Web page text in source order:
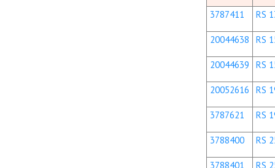
3787411 RS
20044638 RS
20044639 RS
20052616 RS
3787621 RS
3788400 RS
3788401 RS